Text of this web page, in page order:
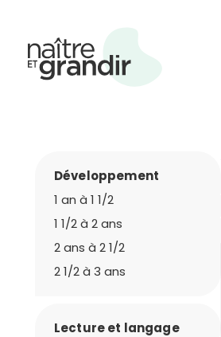
Développement
1 an à 1 1/2
1 1/2 à 2 ans
2 ans à 2 1/2
2 1/2 à 3 ans
Lecture et langage